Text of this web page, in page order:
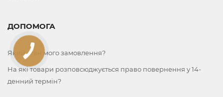
ДОПОМОГА
Який стан мого замовлення?
На які товари розповсюджується право повернення у 14-
денний термін?
КНОПКА
ЗВ'ЯЗКУ